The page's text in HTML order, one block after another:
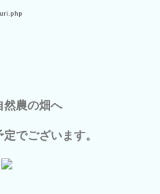
農の畑へ
でございます。